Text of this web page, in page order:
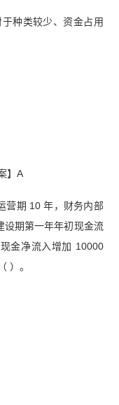
种类较少、资金占用
】A
营期 10 年，财务内部
设期第一年年初现金流
金净流入增加 10000
）。